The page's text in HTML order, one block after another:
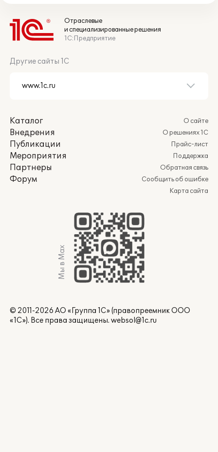
Отраслевые
и специализированные решения
1С:Предприятие
Другие сайты 1С
Каталог
Внедрения
Публикации
Мероприятия
Партнеры
Форум
О сайте
О решениях 1С
Прайс-лист
Поддержка
Обратная связь
Сообщить об ошибке
Карта сайта
Мы в Max
© 2011-2026 АО «Группа 1С» (правопреемник ООО
«1С»). Все права защищены. websol@1c.ru